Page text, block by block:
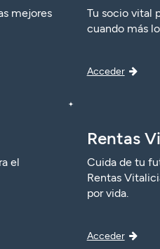
mejores
Tu socio vital
cuando más
Acceder
el
Rentas
Cuida de tu
Rentas
por vida.
Acceder